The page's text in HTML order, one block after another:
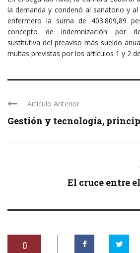
la demanda y condenó al sanatorio y
enfermero la suma de 403.809,89
concepto de indemnización por
sustitutiva del preaviso más sueldo
multas previstas por los artículos 1 y 2
Articulo Anterior
Gestión y tecnología,
El cruce entre
0